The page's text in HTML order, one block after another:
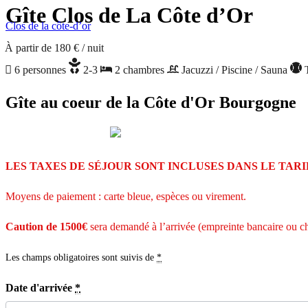
Clos de la côte-d’or
Gîte Clos de La Côte d’Or
À partir de 180 € / nuit
6 personnes
2-3 2 chambres Jacuzzi / Piscine / Sauna
Gîte au coeur de la Côte d'Or Bourgogne
LES TAXES DE SÉJOUR SONT INCLUSES DANS LE
Moyens de paiement : carte bleue, espèces ou virement.
Caution de 1500€ sera demandé à l’arrivée (empreinte bancaire ou
Les champs obligatoires sont suivis de *
Date d'arrivée *